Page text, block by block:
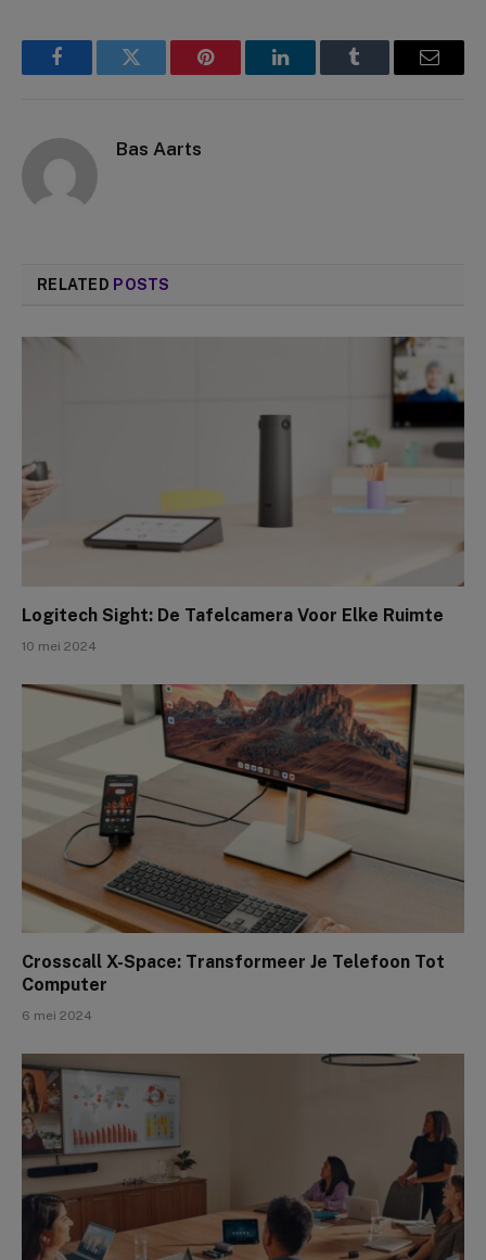
FacebookTwitter Pinterest LinkedInTumblr Email
Bas Aarts
RELATED POSTS
Logitech Sight: De Tafelcamera Voor Elke Ruimte
10 mei 2024
Crosscall X-Space: Transformeer Je Telefoon Tot
Computer
6 mei 2024